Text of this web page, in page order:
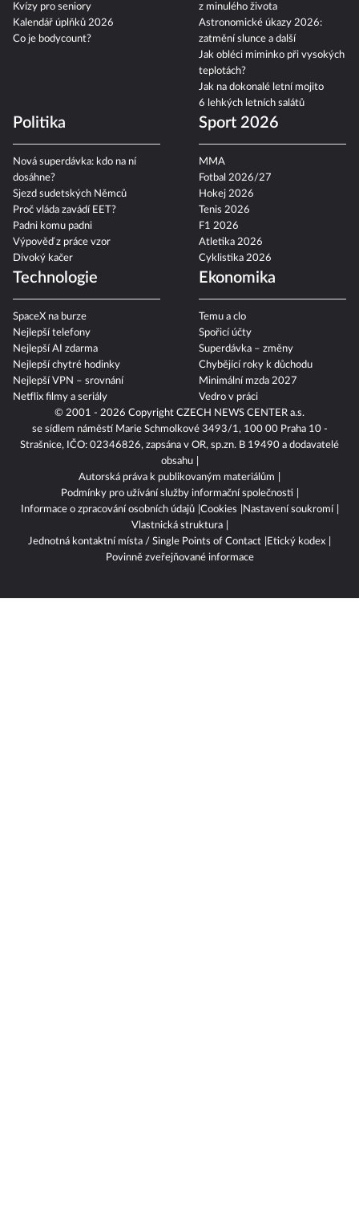
© 2001 - 2026 Copyright CZECH NEWS CENTER a.s.
se sídlem náměstí Marie Schmolkové 3493/1, 100 00 Praha 10 -
Strašnice, IČO: 02346826, zapsána v OR, sp.zn. B 19490 a dodavatelé
obsahu
Autorská práva k publikovaným materiálům
Podmínky pro užívání služby informační společnosti
Informace o zpracování osobních údajů Cookies
Nastavení soukromí
Vlastnická struktura
Jednotná kontaktní místa / Single Points of Contact
Etický kodex
Povinně zveřejňované informace
Kvízy pro seniory
Kalendář úplňků 2026
Co je bodycount?
z minulého života
Astronomické úkazy 2026:
zatmění slunce a další
Jak obléci miminko při vysokých
teplotách?
Jak na dokonalé letní mojito
6 lehkých letních salátů
Politika
Nová superdávka: kdo na ní
dosáhne?
Sjezd sudetských Němců
Proč vláda zavádí EET?
Padni komu padni
Výpověď z práce vzor
Divoký kačer
Sport 2026
MMA
Fotbal 2026/27
Hokej 2026
Tenis 2026
F1 2026
Atletika 2026
Cyklistika 2026
Technologie
SpaceX na burze
Nejlepší telefony
Nejlepší AI zdarma
Nejlepší chytré hodinky
Nejlepší VPN – srovnání
Netflix filmy a seriály
Ekonomika
Temu a clo
Spořicí účty
Superdávka – změny
Chybějící roky k důchodu
Minimální mzda 2027
Vedro v práci